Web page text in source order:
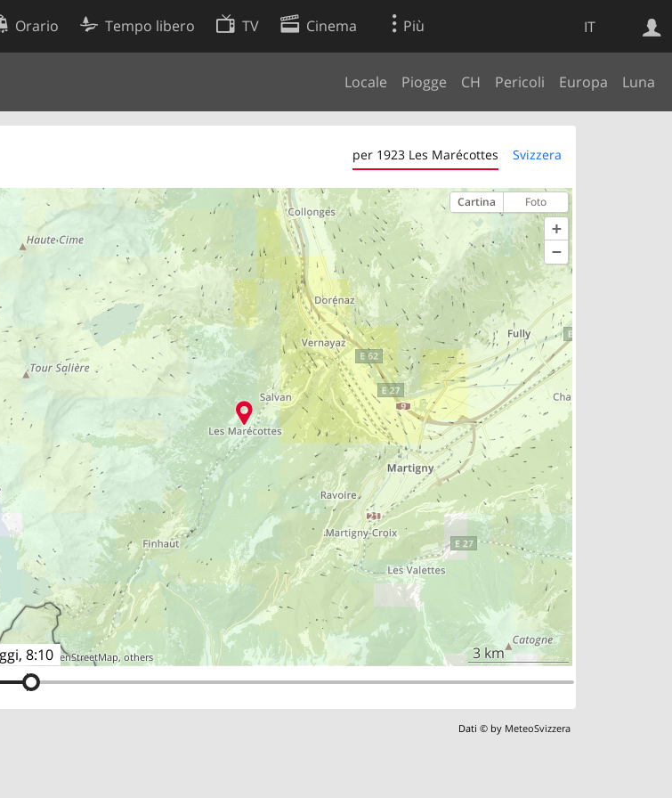
IT
Orario Tempo libero TV Cinema Più
Locale Piogge CH Pericoli Europa Luna
per 1923 Les Marécottes Svizzera
8:10
Cartina Foto
+
−
,OpenStreetMap,others 3 km
Dati © by MeteoSvizzera
Ricerca Web
Preferenze cookie